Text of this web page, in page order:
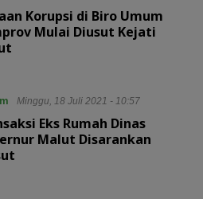
Korupsi di Biro Umum
Mulai Diusut Kejati
Minggu, 18 Juli 2021 - 10:57
Eks Rumah Dinas
Malut Disarankan